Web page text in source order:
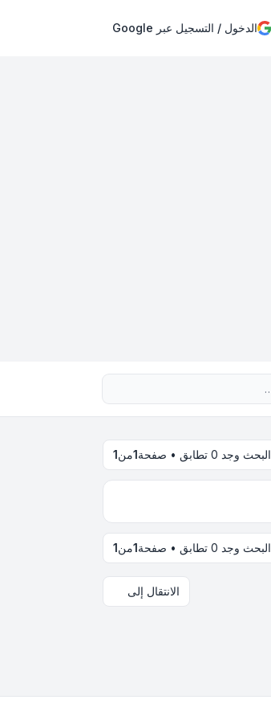
الدخول / التسجيل عبر Google
البحث وجد 0 تطابق • صفحة 1من1
البحث وجد 0 تطابق • صفحة 1من1
الانتقال إلى